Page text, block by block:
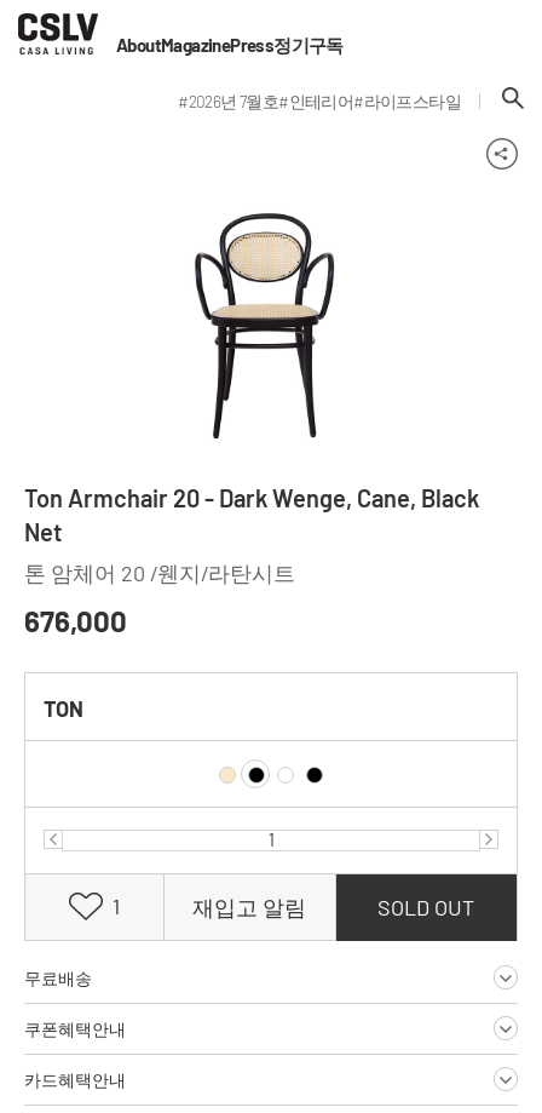
AboutMagazinePress정기구독
#2026년 7월호#인테리어#라이프스타일
Ton Armchair 20 - Dark Wenge, Cane, Black
Net
톤 암체어 20 /웬지/라탄시트
676,000
TON
1 재입고 알림 SOLD OUT
무료배송
쿠폰혜택안내
카드혜택안내